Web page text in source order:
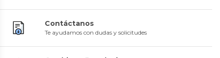
Contáctanos
Te ayudamos con dudas y solicitudes